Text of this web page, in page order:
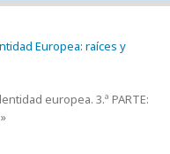
Europea: raíces y
europea. 3.ª PARTE: